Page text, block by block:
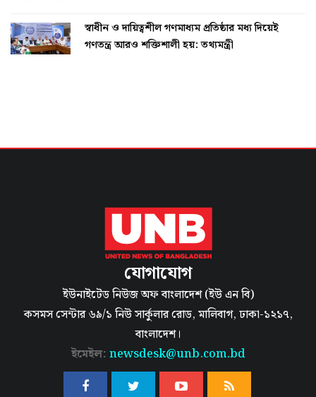
স্বাধীন ও দায়িত্বশীল গণমাধ্যম প্রতিষ্ঠার মধ্য দিয়েই
গণতন্ত্র আরও শক্তিশালী হয়: তথ্যমন্ত্রী
যোগাযোগ
ইউনাইটেড নিউজ অফ বাংলাদেশ (ইউ এন বি)
কসমস সেন্টার ৬৯/১ নিউ সার্কুলার রোড, মালিবাগ, ঢাকা-১২১৭,
বাংলাদেশ।
ইমেইল: newsdesk@unb.com.bd